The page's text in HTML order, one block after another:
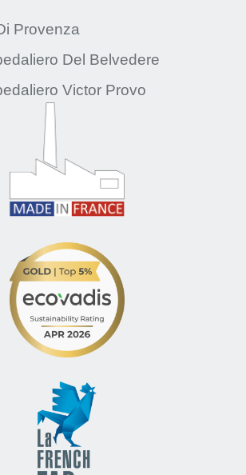
Provenza
Del Belvedere
Victor Provo